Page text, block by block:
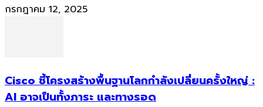
กรกฎาคม 12, 2025
Cisco ชี้โครงสร้างพื้นฐานโลกกำลังเปลี่ยนครั้งใหญ่ :
AI อาจเป็นทั้งภาระ และทางรอด